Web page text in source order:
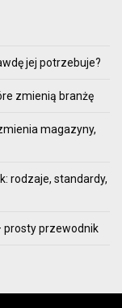
jej potrzebuje?
zmienią branżę
magazyny,
rodzaje, standardy,
prosty przewodnik